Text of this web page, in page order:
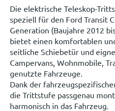
Die elektrische Teleskop-
speziell für den Ford Transit
Generation (Baujahre 2012
bietet einen komfortablen
seitliche Schiebetür und
Campervans, Wohnmobile,
genutzte Fahrzeuge.
Dank der
die Trittstufe passgenau
harmonisch in das Fahrzeug.